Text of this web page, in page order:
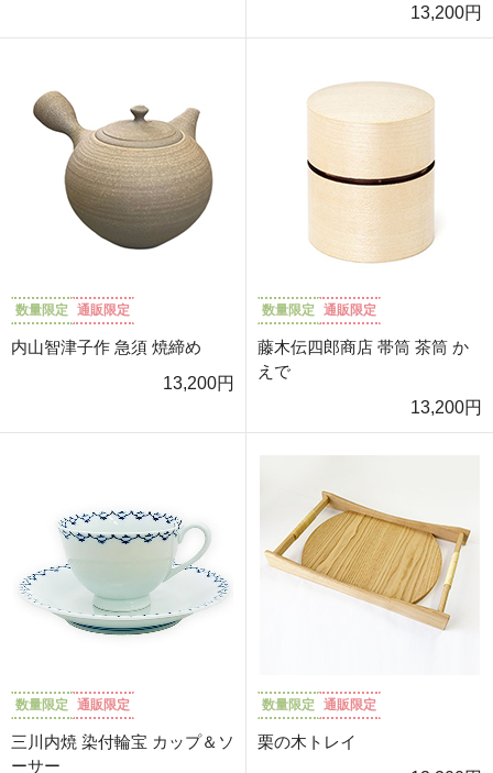
13,200円
数量限定 通販限定
内山智津子作 急須 焼締め
13,200円
数量限定 通販限定
藤木伝四郎商店 帯筒 茶筒 か
えで
13,200円
数量限定 通販限定
三川内焼 染付輪宝 カップ＆ソ
ーサー
数量限定 通販限定
栗の木トレイ